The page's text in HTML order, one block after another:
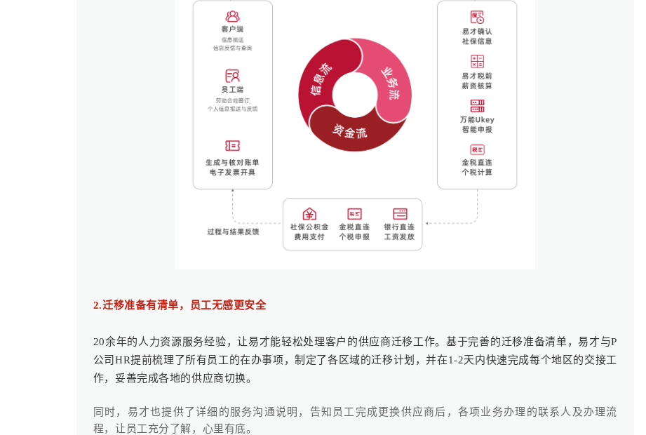
2.迁移准备有清单，员工无感更安全
20余年的人力资源服务经验，让易才能轻松处理客户的供应商迁移工作。基于完善的迁移准备清单，易才与P
公司HR提前梳理了所有员工的在办事项，制定了各区域的迁移计划，并在1-2天内快速完成每个地区的交接工
作，妥善完成各地的供应商切换。
同时，易才也提供了详细的服务沟通说明，告知员工完成更换供应商后，各项业务办理的联系人及办理流
程，让员工充分了解，心里有底。